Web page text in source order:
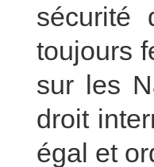
sécurité
toujours
sur les
droit
égal et